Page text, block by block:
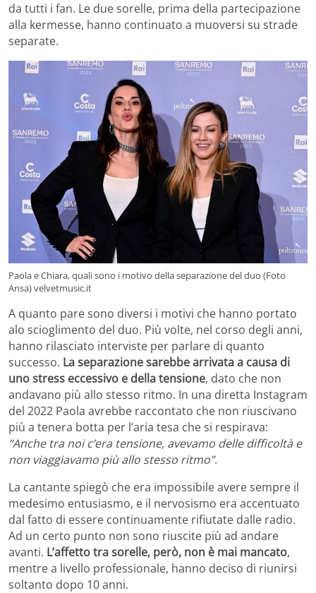
da tutti i fan. Le due sorelle, prima della partecipazione
alla kermesse, hanno continuato a muoversi su strade
separate.
Paola e Chiara, quali sono i motivo della separazione del duo (Foto
Ansa) velvetmusic.it
A quanto pare sono diversi i motivi che hanno portato
alo scioglimento del duo. Più volte, nel corso degli anni,
hanno rilasciato interviste per parlare di quanto
successo. La separazione sarebbe arrivata a causa di
uno stress eccessivo e della tensione, dato che non
andavano più allo stesso ritmo. In una diretta Instagram
del 2022 Paola avrebbe raccontato che non riuscivano
più a tenera botta per l’aria tesa che si respirava:
“Anche tra noi c’era tensione, avevamo delle difficoltà e
non viaggiavamo più allo stesso ritmo”.
La cantante spiegò che era impossibile avere sempre il
medesimo entusiasmo, e il nervosismo era accentuato
dal fatto di essere continuamente rifiutate dalle radio.
Ad un certo punto non sono riuscite più ad andare
avanti. L’affetto tra sorelle, però, non è mai mancato,
mentre a livello professionale, hanno deciso di riunirsi
soltanto dopo 10 anni.